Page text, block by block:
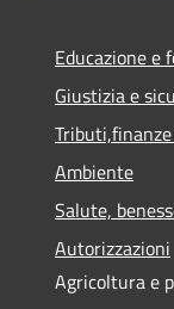
Educazione e
Giustizia e
Ambiente
Salute,
Autorizzazioni
Agricoltura e